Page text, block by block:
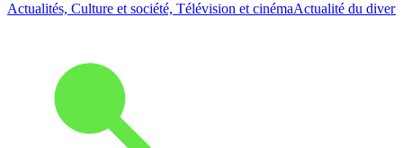
Actualités, Culture et société, Télévision et cinémaActualité du